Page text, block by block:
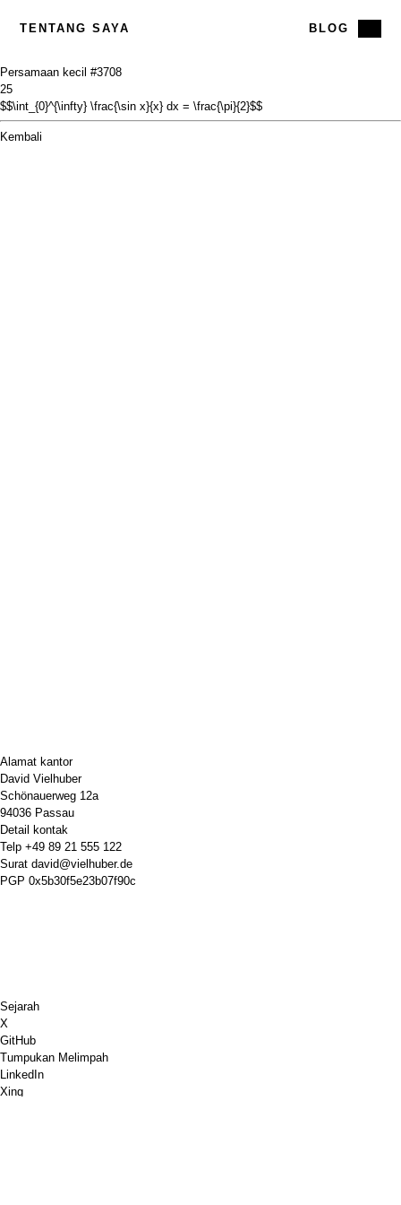
TENTANG SAYA BLOG
Persamaan kecil #3708
25
$$\int_{0}^{\infty} \frac{\sin x}{x} dx = \frac{\pi}{2}$$
Kembali
Alamat kantor
David Vielhuber
Schönauerweg 12a
94036 Passau
Detail kontak
Telp +49 89 21 555 122
Surat david@vielhuber.de
PGP 0x5b30f5e23b07f90c
Sejarah
X
GitHub
Tumpukan Melimpah
LinkedIn
Xing